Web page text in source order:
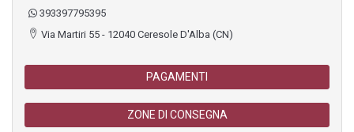
393397795395
Via Martiri 55 - 12040 Ceresole D'Alba (CN)
PAGAMENTI
ZONE DI CONSEGNA